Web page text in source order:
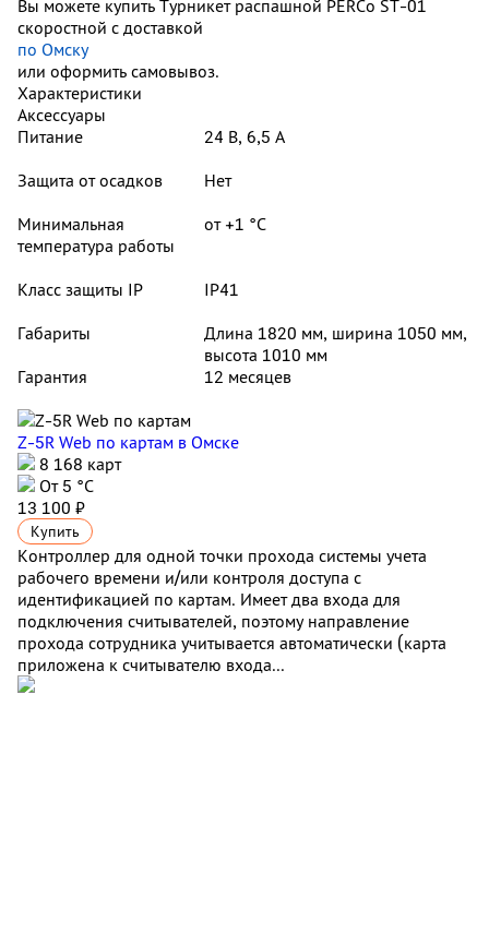
Вы можете купить Турникет распашной PERCo ST-01
скоростной с доставкой
по Омску
или оформить самовывоз.
Характеристики
Аксессуары
Питание
24 В, 6,5 А
Защита от осадков
Нет
Минимальная
температура работы
от +1 °C
Класс защиты IP
IP41
Габариты
Длина 1820 мм, ширина 1050 мм,
высота 1010 мм
Гарантия
12 месяцев
Z-5R Web по картам в Омске
8 168 карт
От 5 °С
13 100 ₽
Купить
Контроллер для одной точки прохода системы учета
рабочего времени и/или контроля доступа с
идентификацией по картам. Имеет два входа для
подключения считывателей, поэтому направление
прохода сотрудника учитывается автоматически (карта
приложена к считывателю входа...